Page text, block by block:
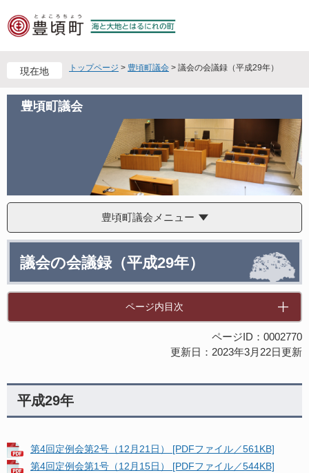
ー
で
ニ
ば
現在地 トップページ > 豊頃町議会 > 議会の会議録（平成29年）
豊頃町議会
豊頃町議会メニュー
議会の会議録（平成29年）
ページ内目次
ページID：0002770
更新日：2023年3月22日更新
平成29年
第4回定例会第2号（12月21日） [PDFファイル／561KB]
第4回定例会第1号（12月15日） [PDFファイル／544KB]